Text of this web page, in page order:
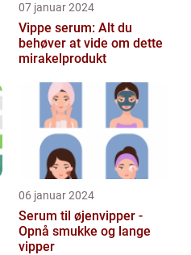
07 januar 2024
Vippe serum: Alt du
behøver at vide om dette
mirakelprodukt
06 januar 2024
Serum til øjenvipper -
Opnå smukke og lange
vipper